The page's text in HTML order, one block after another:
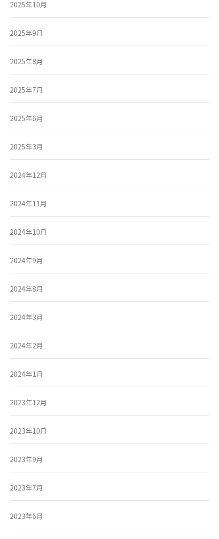
2025年10月
2025年9月
2025年8月
2025年7月
2025年6月
2025年3月
2024年12月
2024年11月
2024年10月
2024年9月
2024年8月
2024年3月
2024年2月
2024年1月
2023年12月
2023年10月
2023年9月
2023年7月
2023年6月